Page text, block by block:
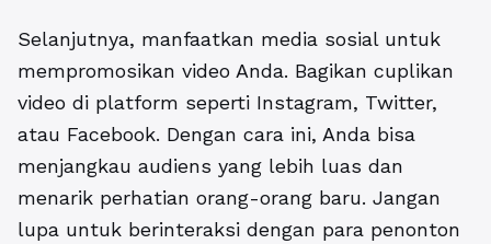
Selanjutnya, manfaatkan media sosial untuk
mempromosikan video Anda. Bagikan cuplikan
video di platform seperti Instagram, Twitter,
atau Facebook. Dengan cara ini, Anda bisa
menjangkau audiens yang lebih luas dan
menarik perhatian orang-orang baru. Jangan
lupa untuk berinteraksi dengan para penonton